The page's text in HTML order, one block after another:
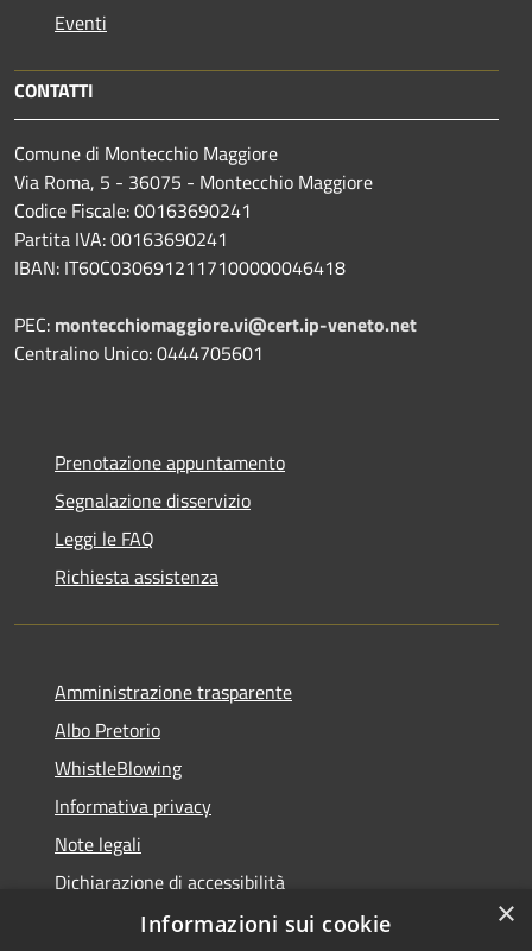
Eventi
CONTATTI
Comune di Montecchio Maggiore
Via Roma, 5 - 36075 - Montecchio Maggiore
Codice Fiscale: 00163690241
Partita IVA: 00163690241
IBAN: IT60C0306912117100000046418
PEC: montecchiomaggiore.vi@cert.ip-veneto.net
Centralino Unico: 0444705601
Prenotazione appuntamento
Segnalazione disservizio
Leggi le FAQ
Richiesta assistenza
Amministrazione trasparente
Albo Pretorio
WhistleBlowing
Informativa privacy
Note legali
Dichiarazione di accessibilità
×
Informazioni sui cookie